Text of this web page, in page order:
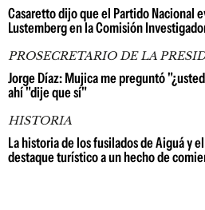
Casaretto dijo que el Partido Nacional
Lustemberg en la Comisión
PROSECRETARIO DE LA
Jorge Díaz: Mujica me preguntó
ahí "dije que sí"
HISTORIA
La historia de los fusilados de Aiguá y
destaque turístico a un hecho de